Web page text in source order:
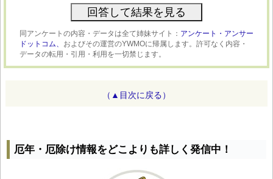
同アンケートの内容・データは全て姉妹サイト： アンケート・アンサー
ドットコム、 およびその運営のYWMOに帰属します。許可なく内容・
データの転用・引用・利用を一切禁じます。
（▲目次に戻る）
厄年・厄除け情報をどこよりも詳しく発信中！